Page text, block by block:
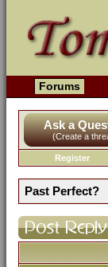
Forums
Ask a
(Create a
Register
Past Perfect?